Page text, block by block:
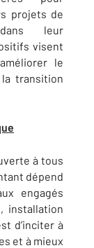
projets de
leur
visent
le
transition
à tous
dépend
engagés
installation
d’inciter à
et à mieux